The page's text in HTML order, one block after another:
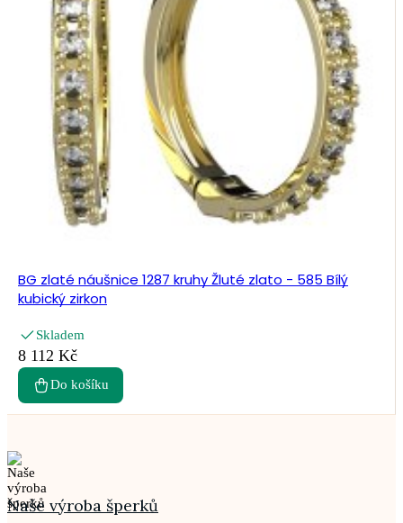
BG zlaté náušnice 1287 kruhy Žluté zlato - 585 Bílý
kubický zirkon
Skladem
8 112 Kč
Do košíku
Naše výroba šperků